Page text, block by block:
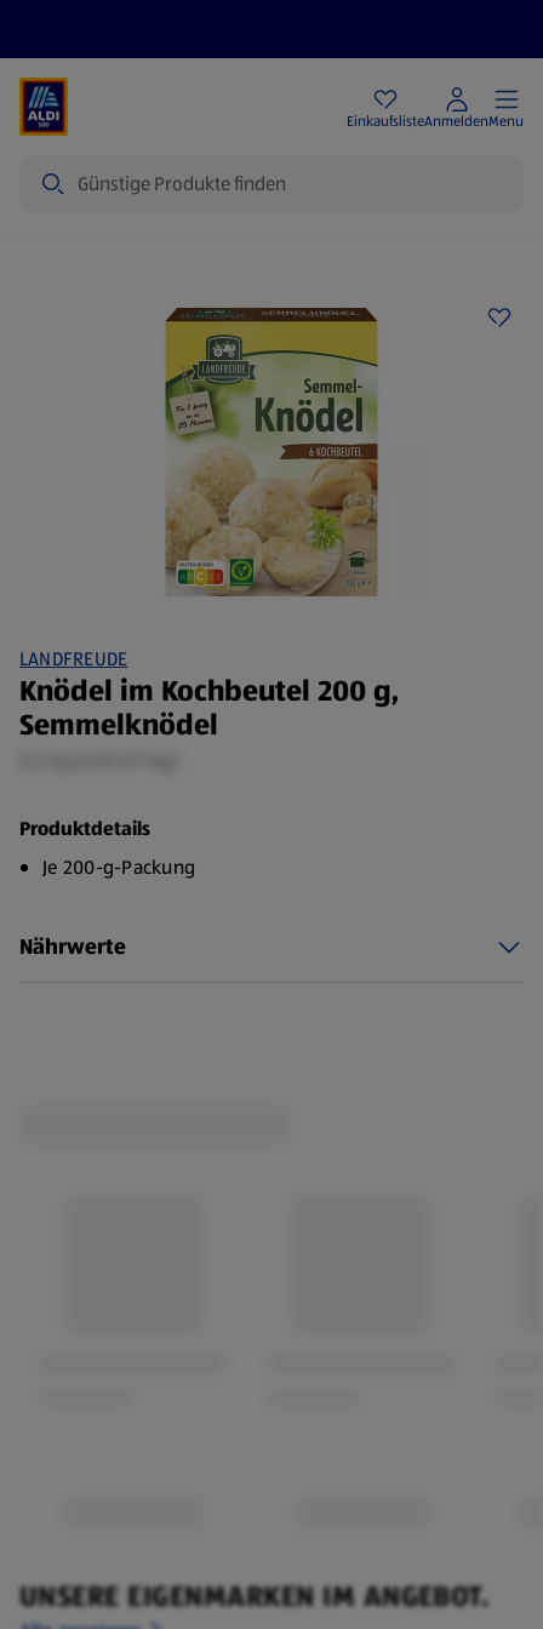
EinkaufslisteAnmeldenMenu
LANDFREUDE
Knödel im Kochbeutel 200 g,
Semmelknödel
Produktdetails
Je 200-g-Packung
Nährwerte
UNSERE EIGENMARKEN IM ANGEBOT.